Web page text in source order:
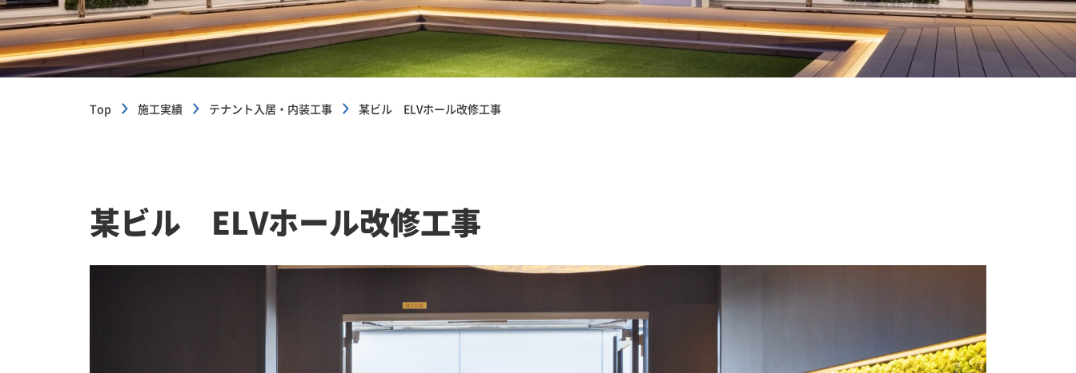
Top 施工実績 テナント入居・内装工事 某ビル ELVホール改修工事
某ビル ELVホール改修工事